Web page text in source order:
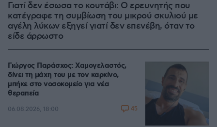
Γιατί δεν έσωσα το κουτάβι: Ο ερευνητής που
κατέγραφε τη συμβίωση του μικρού σκυλιού με
αγέλη λύκων εξηγεί γιατί δεν επενέβη, όταν το
είδε άρρωστο
Γιώργος Παράσχος: Χαμογελαστός,
δίνει τη μάχη του με τον καρκίνο,
μπήκε στο νοσοκομείο για νέα
θεραπεία
06.08.2026, 18:00 45